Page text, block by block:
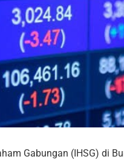
Gabungan (IHSG) di